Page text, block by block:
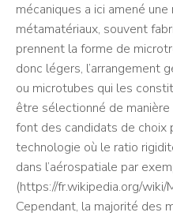
mécaniques a ici amené
métamatériaux, souvent
prennent la forme de
donc légers, l’arrangement
ou microtubes qui les
être sélectionné de
font des candidats de choix
technologie où le ratio
dans l’aérospatiale par
(https://fr.wikipedia.org/
Cependant, la majorité des